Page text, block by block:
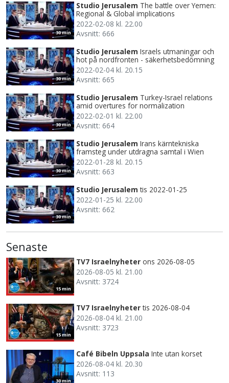
30 min
Studio Jerusalem The battle over Yemen:
Regional & Global implications
2022-02-08 kl. 22.00
Avsnitt: 666
30 min
Studio Jerusalem Israels utmaningar och
hot på nordfronten - säkerhetsbedömning
2022-02-04 kl. 20.15
Avsnitt: 665
30 min
Studio Jerusalem Turkey-Israel relations
amid overtures for normalization
2022-02-01 kl. 22.00
Avsnitt: 664
30 min
Studio Jerusalem Irans kärntekniska
framsteg under utdragna samtal i Wien
2022-01-28 kl. 20.15
Avsnitt: 663
30 min
Studio Jerusalem tis 2022-01-25
2022-01-25 kl. 22.00
Avsnitt: 662
Senaste
15 min
TV7 Israelnyheter ons 2026-08-05
2026-08-05 kl. 21.00
Avsnitt: 3724
15 min
TV7 Israelnyheter tis 2026-08-04
2026-08-04 kl. 21.00
Avsnitt: 3723
30 min
Café Bibeln Uppsala Inte utan korset
2026-08-04 kl. 20.30
Avsnitt: 113